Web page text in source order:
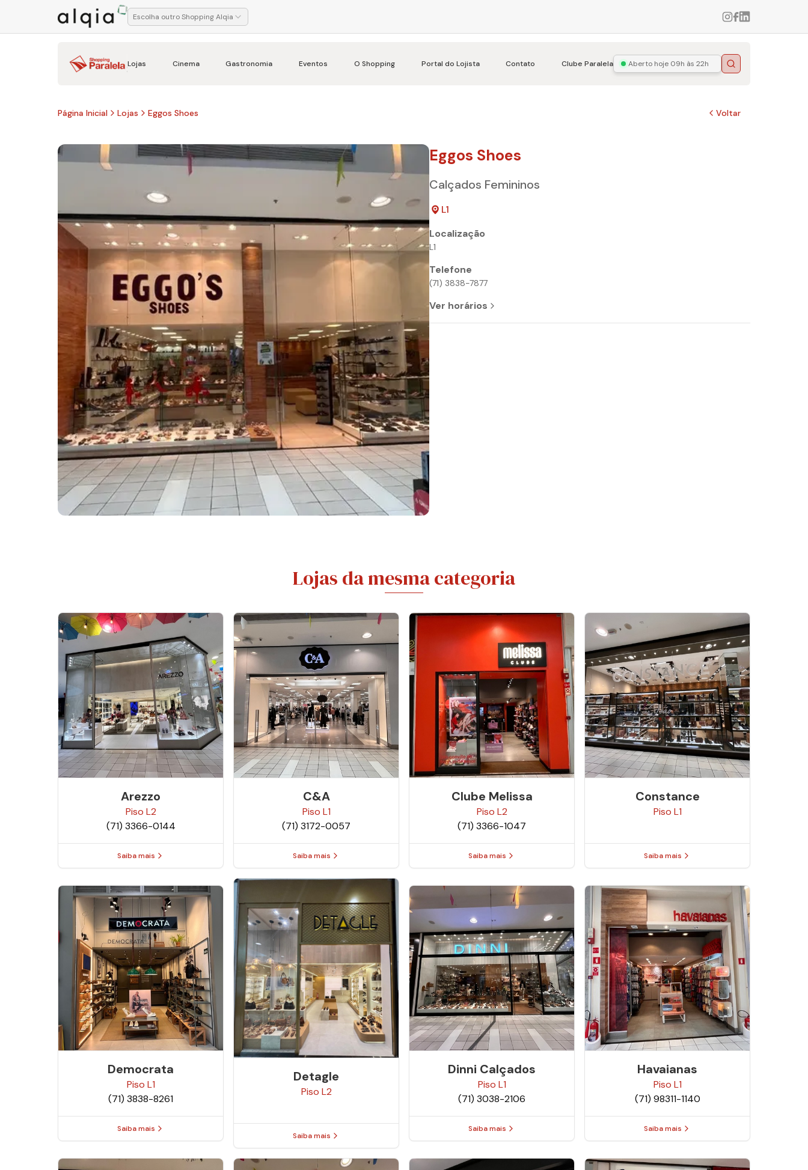
Escolha outro Shopping Alqia
Lojas Cinema Gastronomia Eventos O Shopping Portal do Lojista Contato Clube Paralela Aberto hoje 09h às 22h Buscar
Página Inicial Lojas Eggos Shoes Voltar
Eggos Shoes
Calçados Femininos
L1
Localização
L1
Telefone
(71) 3838-7877
Ver horários
Lojas da mesma categoria
Arezzo
Piso L2
(71) 3366-0144
Saiba mais
C&a
Piso L1
(71) 3172-0057
Saiba mais
Clube Melissa
Piso L2
(71) 3366-1047
Saiba mais
Constance
Piso L1
Saiba mais
Democrata
Piso L1
(71) 3838-8261
Saiba mais
Detagle
Piso L2
Saiba mais
Dinni Calçados
Piso L1
(71) 3038-2106
Saiba mais
Havaianas
Piso L1
(71) 98311-1140
Saiba mais